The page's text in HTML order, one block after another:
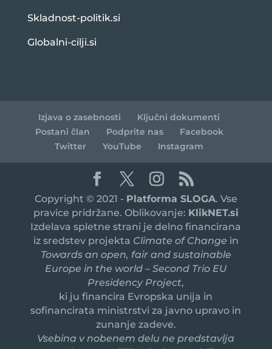
Skladnost-politik.si
Globalni-cilji.si
Izjava o zasebnosti
Ključni dokumenti
Postani član
Podprite nas
Facebook
Twitter
YouTube Instagram
Copyright © 2021 - Platforma SLOGA. Vse
pravice pridržane. Oblikovanje: KlikNET.si
Izdelava spletne strani je delno financirana
iz sredstev projekta Climate of Change in
Towards an open, fair and sustainable
Europe in the world – Second Trio EU
Presidency Project,
ki ju financira Evropska unija in
sofinancirata ministrstvi za javno upravo in
zunanje zadeve.
Vsebina v nobenem delu ne predstavlja